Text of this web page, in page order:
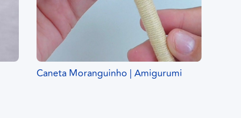
Caneta Moranguinho | Amigurumi